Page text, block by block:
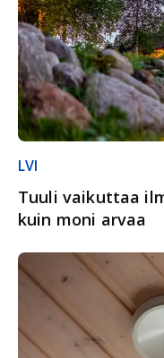
LVI
Tuuli vaikuttaa
kuin moni arvaa